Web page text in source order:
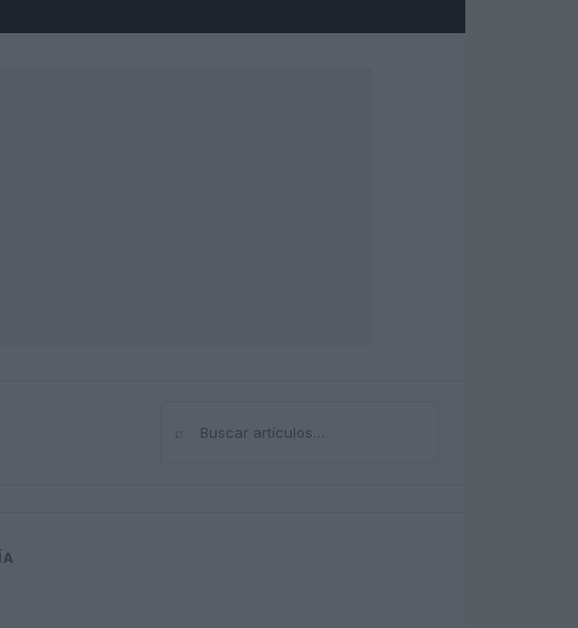
Buscar